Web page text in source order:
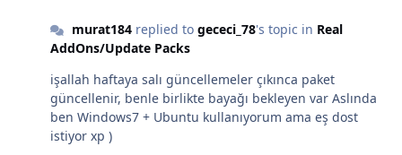
murat184replied to gececi_78's topic in Real
AddOns/Update Packs
işallah haftaya salı güncellemeler çıkınca paket
güncellenir, benle birlikte bayağı bekleyen var Aslında
ben Windows7 + Ubuntu kullanıyorum ama eş dost
istiyor xp )